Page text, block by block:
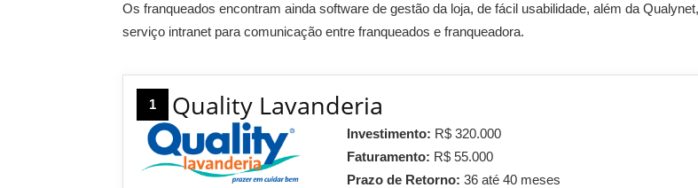
Os franqueados encontram ainda software de gestão da loja, de fácil usabilidade, além da
serviço intranet para comunicação entre franqueados e franqueadora.
1 Quality Lavanderia
Investimento: R$ 320.000
Faturamento: R$ 55.000
Prazo de Retorno:36 até 40 meses